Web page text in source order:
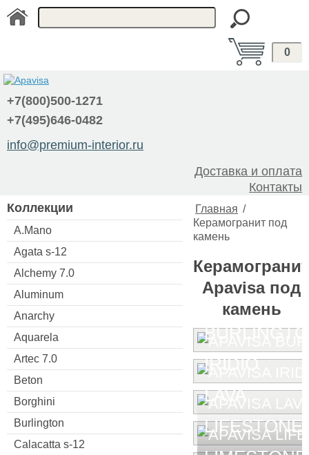
0
+7(800)500-1271
+7(495)646-0482
info@premium-interior.ru
Доставка и оплата
Контакты
Коллекции
A.Mano
Agata s-12
Alchemy 7.0
Aluminum
Anarchy
Aquarela
Artec 7.0
Beton
Borghini
Burlington
Calacatta s-12
Главная /
Керамогранит под
камень
Керамогранит
Apavisa под
камень
IRIDIO
LAVA
LIFESTONE